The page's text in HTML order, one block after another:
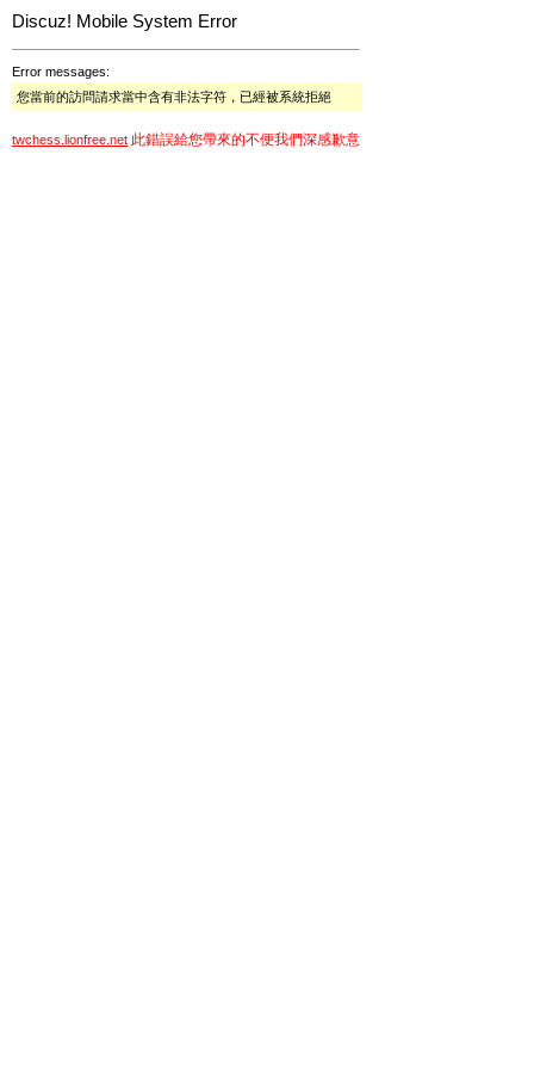
Discuz! Mobile System Error
Error messages:
您當前的訪問請求當中含有非法字符，已經被系統拒絕
twchess.lionfree.net 此錯誤給您帶來的不便我們深感歉意